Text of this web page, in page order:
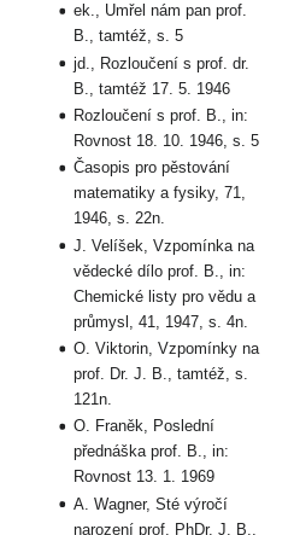
ek., Umřel nám pan prof.
B., tamtéž, s. 5
jd., Rozloučení s prof. dr.
B., tamtéž 17. 5. 1946
Rozloučení s prof. B., in:
Rovnost 18. 10. 1946, s. 5
Časopis pro pěstování
matematiky a fysiky, 71,
1946, s. 22n.
J. Velíšek, Vzpomínka na
vědecké dílo prof. B., in:
Chemické listy pro vědu a
průmysl, 41, 1947, s. 4n.
O. Viktorin, Vzpomínky na
prof. Dr. J. B., tamtéž, s.
121n.
O. Franěk, Poslední
přednáška prof. B., in:
Rovnost 13. 1. 1969
A. Wagner, Sté výročí
narození prof. PhDr. J. B.,